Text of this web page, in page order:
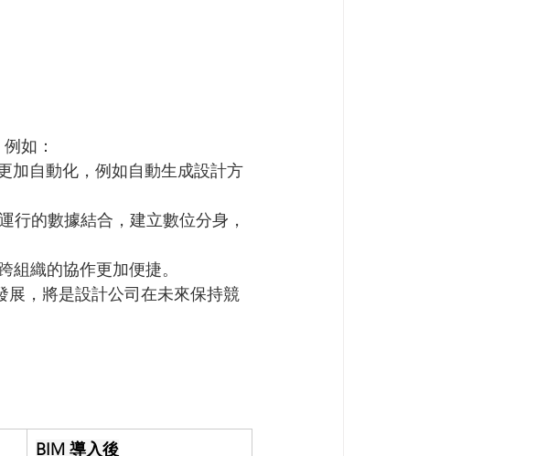
如：
加自動化，例如自動生成設計方
行的數據結合，建立數位分身，
組織的協作更加便捷。
展，將是設計公司在未來保持競
BIM 導入後